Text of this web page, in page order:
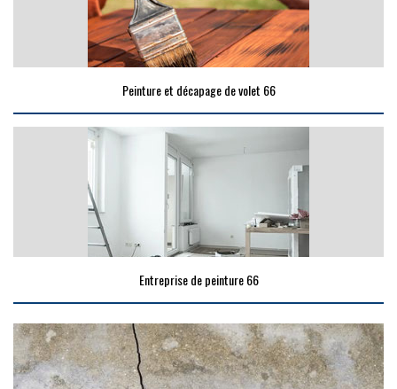
Peinture et décapage de volet 66
Entreprise de peinture 66